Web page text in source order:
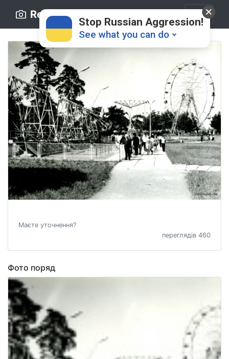
Retro.ck.ua
Маєте уточнення?
переглядів 460
Фото поряд
Stop Russian Aggression!
See what you can do
Donate 💸
Support Ukraine ❤